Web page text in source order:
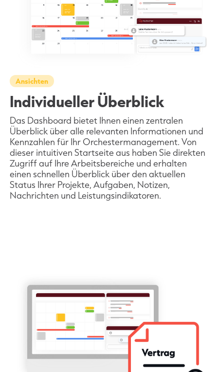
Ansichten
Individueller Überblick
Das Dashboard bietet Ihnen einen zentralen
Überblick über alle relevanten Informationen und
Kennzahlen für Ihr Orchestermanagement. Von
dieser intuitiven Startseite aus haben Sie direkten
Zugriff auf Ihre Arbeitsbereiche und erhalten
einen schnellen Überblick über den aktuellen
Status Ihrer Projekte, Aufgaben, Notizen,
Nachrichten und Leistungsindikatoren.